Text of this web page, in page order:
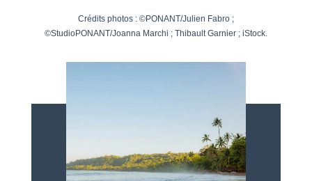
Crédits photos : ©PONANT/Julien Fabro ;
©StudioPONANT/Joanna Marchi ; Thibault Garnier ; iStock.